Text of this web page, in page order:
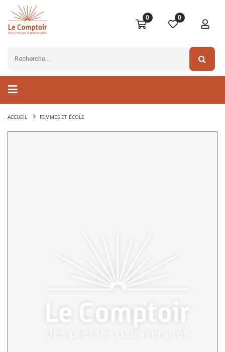
0 0
ACCUEIL FEMMES ET ÉCOLE